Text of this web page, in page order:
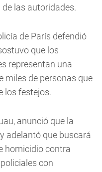
las autoridades.
de París defendió
que los
representan una
miles de personas que
los festejos.
anunció que la
adelantó que buscará
homicidio contra
con